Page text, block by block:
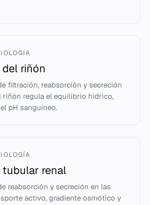
riñón
filtración, reabsorción y secreción
riñón regula el equilibrio hídrico,
pH sanguíneo.
tubular renal
reabsorción y secreción en las
activo, gradiente osmótico y